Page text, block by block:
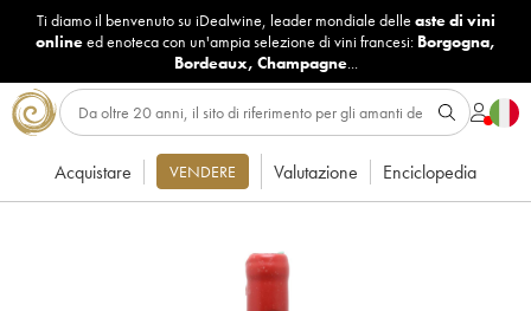
Ti diamo il benvenuto su iDealwine, leader mondiale delle aste di vini
onlineed enoteca con un'ampia selezione di vini francesi: Borgogna,
Bordeaux, Champagne...
Acquistare VENDERE Valutazione Enciclopedia